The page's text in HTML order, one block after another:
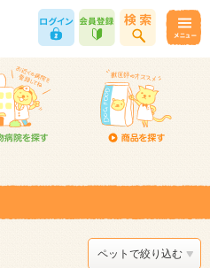
ペットで絞り込む